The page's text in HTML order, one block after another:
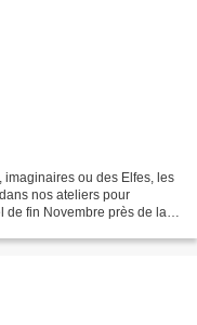
imaginaires ou des Elfes, les
nos ateliers pour
de fin Novembre près de la